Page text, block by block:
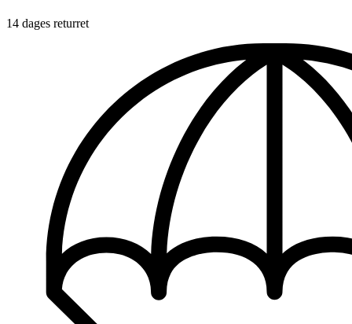
14 dages returret